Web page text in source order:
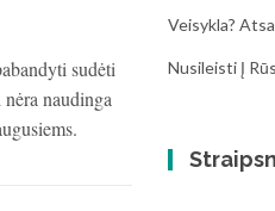
sudėti
naudinga
Veisykla?
Nusileisti Į